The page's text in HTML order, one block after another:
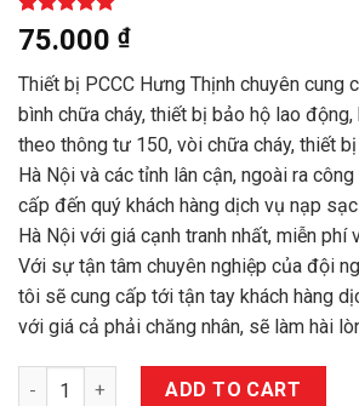
Rated5.00
out of 5
1
customer
rating
75.000 ₫
Thiết bị PCCC Hưng Thịnh chuyên cung
bình chữa cháy, thiết bị bảo hộ lao
theo thông tư 150, vòi chữa cháy, thiết
Hà Nội và các tỉnh lân cận, ngoài ra
cấp đến quý khách hàng dịch vụ nạp
Hà Nội với giá cạnh tranh nhất, miễn phí
Với sự tận tâm chuyên nghiệp của đội
tôi sẽ cung cấp tới tận tay khách hàng
với giá cả phải chăng nhân, sẽ làm hài
Nạp sạc bình chữa cháy giá tốt tại
ADD TO CART